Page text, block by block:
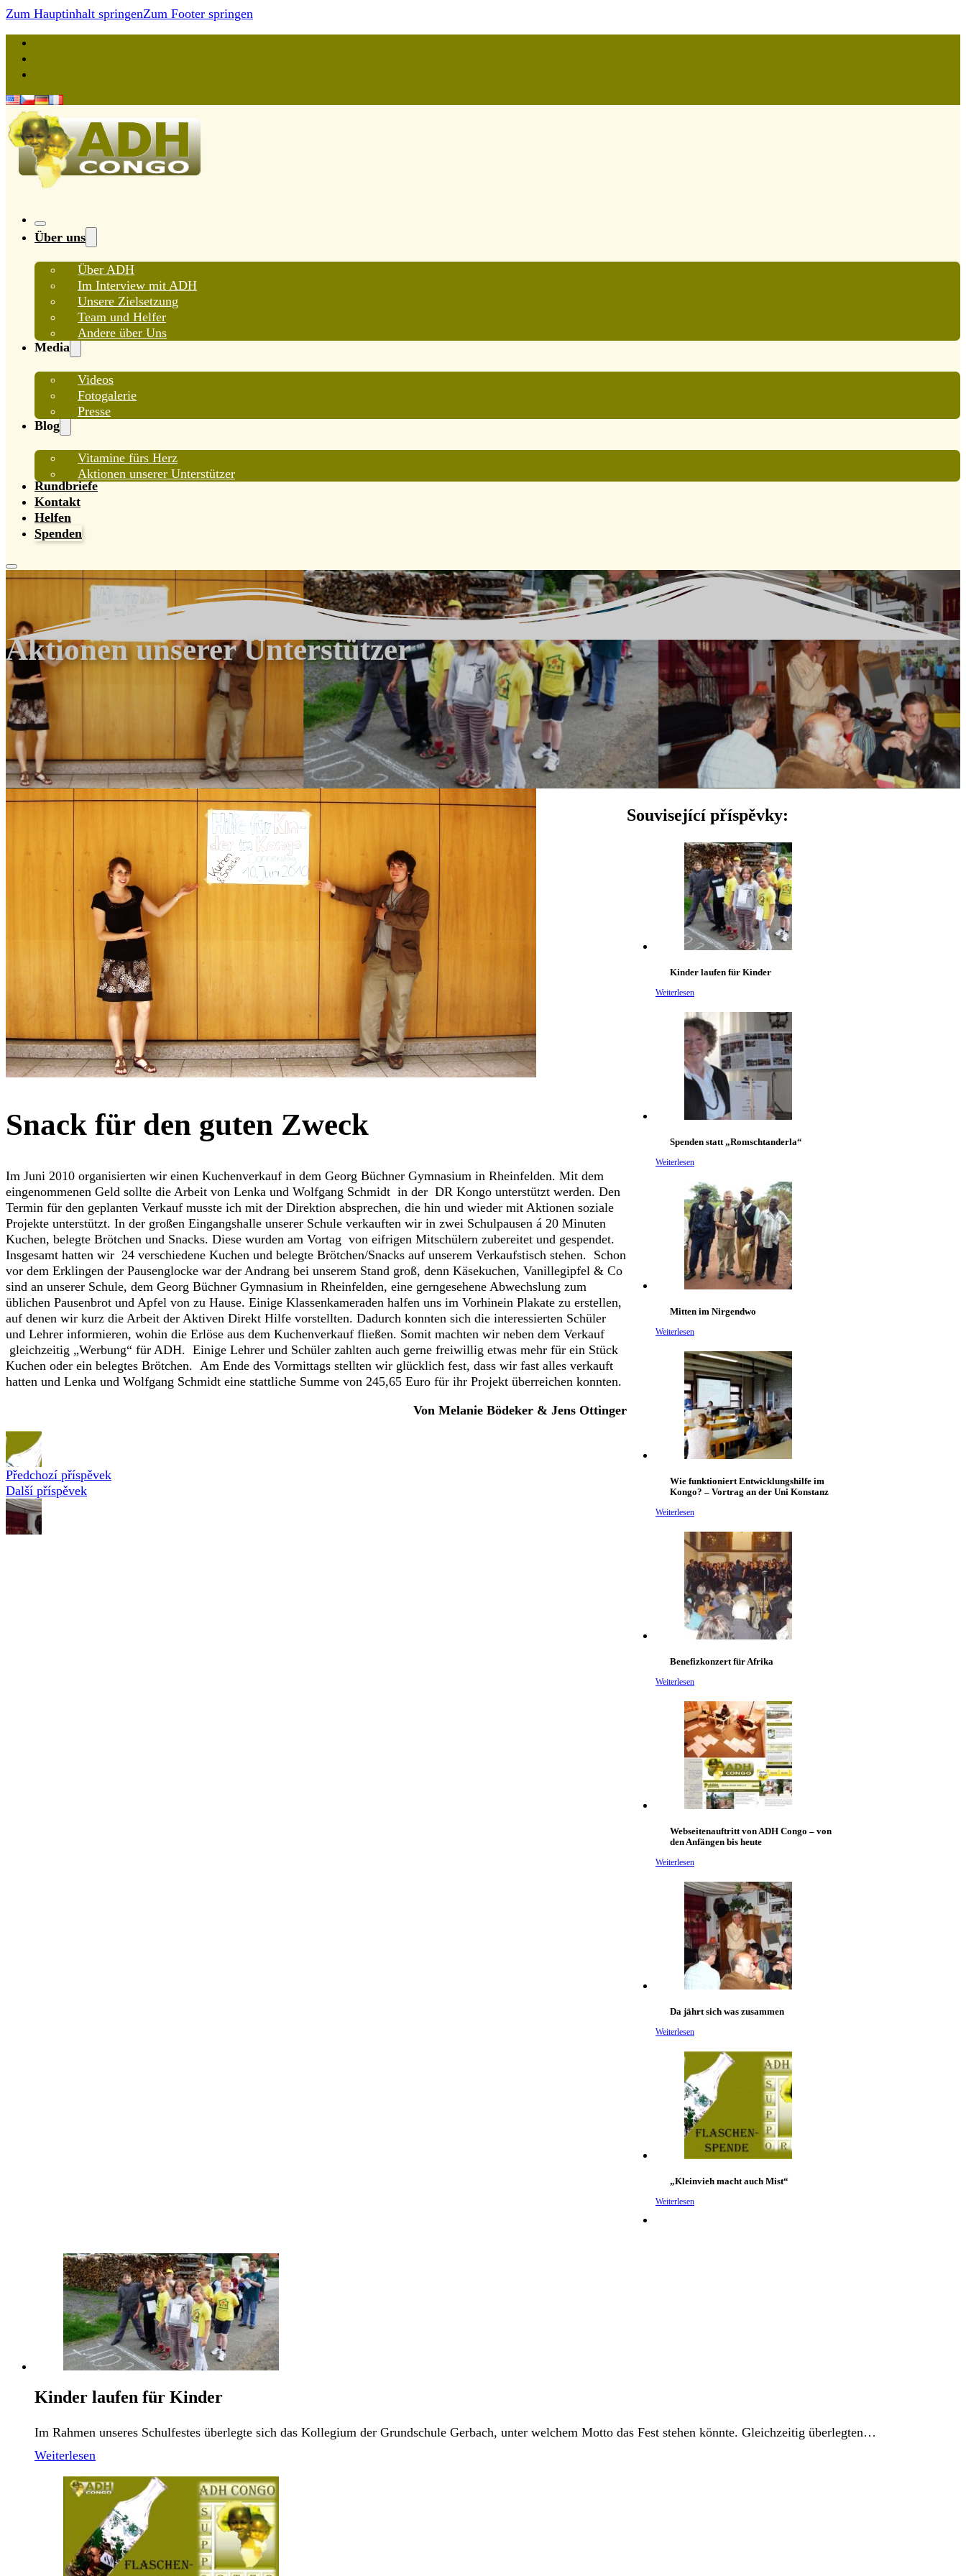
Zum Hauptinhalt springenZum Footer springen
Über uns
Über ADH
Im Interview mit ADH
Unsere Zielsetzung
Team und Helfer
Andere über Uns
Media
Videos
Fotogalerie
Presse
Blog
Vitamine fürs Herz
Aktionen unserer Unterstützer
Rundbriefe
Kontakt
Helfen
Spenden
Aktionen unserer Unterstützer
Snack für den guten Zweck
Im Juni 2010 organisierten wir einen Kuchenverkauf in dem Georg Büchner Gymnasium in Rheinfelden. Mit dem
eingenommenen Geld sollte die Arbeit von Lenka und Wolfgang Schmidt in der DR Kongo unterstützt werden. Den
Termin für den geplanten Verkauf musste ich mit der Direktion absprechen, die hin und wieder mit Aktionen soziale
Projekte unterstützt. In der großen Eingangshalle unserer Schule verkauften wir in zwei Schulpausen á 20 Minuten
Kuchen, belegte Brötchen und Snacks. Diese wurden am Vortag von eifrigen Mitschülern zubereitet und gespendet.
Insgesamt hatten wir 24 verschiedene Kuchen und belegte Brötchen/Snacks auf unserem Verkaufstisch stehen. Schon
vor dem Erklingen der Pausenglocke war der Andrang bei unserem Stand groß, denn Käsekuchen, Vanillegipfel & Co
sind an unserer Schule, dem Georg Büchner Gymnasium in Rheinfelden, eine gerngesehene Abwechslung zum
üblichen Pausenbrot und Apfel von zu Hause. Einige Klassenkameraden halfen uns im Vorhinein Plakate zu erstellen,
auf denen wir kurz die Arbeit der Aktiven Direkt Hilfe vorstellten. Dadurch konnten sich die interessierten Schüler
und Lehrer informieren, wohin die Erlöse aus dem Kuchenverkauf fließen. Somit machten wir neben dem Verkauf
gleichzeitig „Werbung“ für ADH. Einige Lehrer und Schüler zahlten auch gerne freiwillig etwas mehr für ein Stück
Kuchen oder ein belegtes Brötchen. Am Ende des Vormittags stellten wir glücklich fest, dass wir fast alles verkauft
hatten und Lenka und Wolfgang Schmidt eine stattliche Summe von 245,65 Euro für ihr Projekt überreichen konnten.
Von Melanie Bödeker & Jens Ottinger
Předchozí příspěvek
Další příspěvek
Související příspěvky:
Kinder laufen für Kinder
Weiterlesen
Spenden statt „Romschtanderla“
Weiterlesen
Mitten im Nirgendwo
Weiterlesen
Wie funktioniert Entwicklungshilfe im
Kongo? – Vortrag an der Uni Konstanz
Weiterlesen
Benefizkonzert für Afrika
Weiterlesen
Webseitenauftritt von ADH Congo – von
den Anfängen bis heute
Weiterlesen
Da jährt sich was zusammen
Weiterlesen
„Kleinvieh macht auch Mist“
Weiterlesen
Kinder laufen für Kinder
Im Rahmen unseres Schulfestes überlegte sich das Kollegium der Grundschule Gerbach, unter welchem Motto das Fest stehen könnte. Gleichzeitig überlegten…
Weiterlesen